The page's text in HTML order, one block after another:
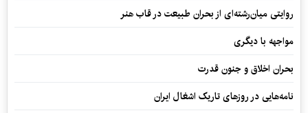
روایتی میان‌رشته‌ای از بحران طبیعت در قاب هنر
مواجهه با دیگری
بحران اخلاق و جنون قدرت
نامه‌هایی در روزهای تاریک اشغال ایران